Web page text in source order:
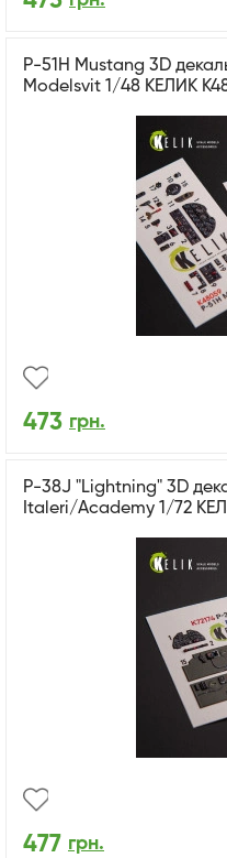
P-51H Mustang 3D
Modelsvit 1/48 КЕЛИК
473 грн.
P-38J "Lightning" 3D
Italeri/Academy 1/72
477 грн.